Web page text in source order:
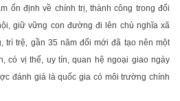
ổn định về chính trị, thành công trong đổi
giữ vững con đường đi lên chủ nghĩa xã
trì trệ, gần 35 năm đổi mới đã tạo nên một
có vị thế, uy tín, quan hệ ngoại giao ngày
đánh giá là quốc gia có môi trường chính